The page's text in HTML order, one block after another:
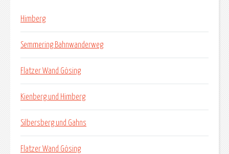
Himberg
Semmering Bahnwanderweg
Flatzer Wand Gösing
Kienberg und Himberg
Silbersberg und Gahns
Flatzer Wand Gösing